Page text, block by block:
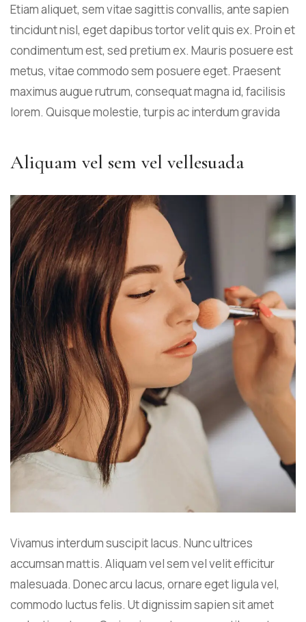
Etiam aliquet, sem vitae sagittis convallis, ante sapien
tincidunt nisl, eget dapibus tortor velit quis ex. Proin et
condimentum est, sed pretium ex. Mauris posuere est
metus, vitae commodo sem posuere eget. Praesent
maximus augue rutrum, consequat magna id, facilisis
lorem. Quisque molestie, turpis ac interdum gravida
Aliquam vel sem vel vellesuada
Vivamus interdum suscipit lacus. Nunc ultrices
accumsan mattis. Aliquam vel sem vel velit efficitur
malesuada. Donec arcu lacus, ornare eget ligula vel,
commodo luctus felis. Ut dignissim sapien sit amet